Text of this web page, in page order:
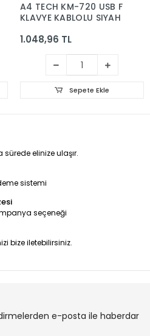
A4 TECH KM-720 USB F
KLAVYE KABLOLU SIYAH
1.048,96 TL
Sepete Ekle
sürede elinize ulaşır.
sistemi
seçeneği
bize iletebilirsiniz.
e-posta ile haberdar